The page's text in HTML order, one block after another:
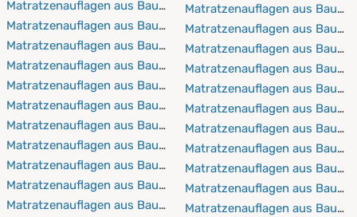
Matratzenauflagen aus Baumwolle 70x210 cm
Matratzenauflagen aus Baumwolle 70x220 cm
Matratzenauflagen aus Baumwolle 80x160 cm
Matratzenauflagen aus Baumwolle 80x190 cm
Matratzenauflagen aus Baumwolle 80x200 cm
Matratzenauflagen aus Baumwolle 80x210 cm
Matratzenauflagen aus Baumwolle 80x220 cm
Matratzenauflagen aus Baumwolle 90x190 cm
Matratzenauflagen aus Baumwolle 90x200 cm
Matratzenauflagen aus Baumwolle 90x210 cm
Matratzenauflagen aus Baumwolle 90x220 cm
Matratzenauflagen aus
Matratzenauflagen aus
Matratzenauflagen aus
Matratzenauflagen aus
Matratzenauflagen aus
Matratzenauflagen aus
Matratzenauflagen aus
Matratzenauflagen aus
Matratzenauflagen aus
Matratzenauflagen aus
Matratzenauflagen aus